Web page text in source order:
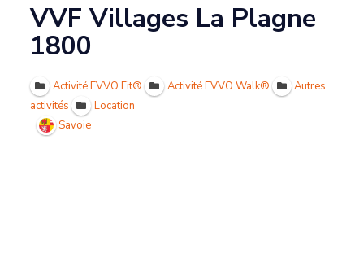
VVF Villages La Plagne
1800
Activité EVVO Fit® Activité EVVO Walk®
Autres
activités
Location
Savoie